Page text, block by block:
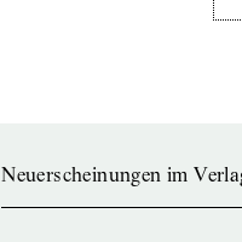
Neuerscheinungen im